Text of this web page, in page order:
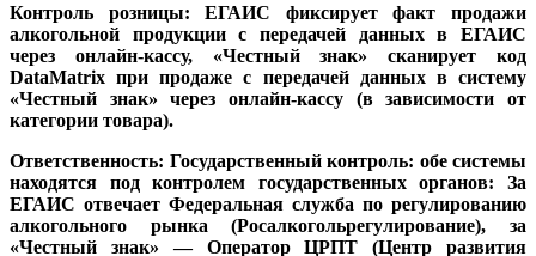
Контроль розницы: ЕГАИС фиксирует факт продажи
алкогольной продукции с передачей данных в ЕГАИС
через онлайн-кассу, «Честный знак» сканирует код
DataMatrix при продаже с передачей данных в систему
«Честный знак» через онлайн-кассу (в зависимости от
категории товара).
Ответственность: Государственный контроль: обе системы
находятся под контролем государственных органов: За
ЕГАИС отвечает Федеральная служба по регулированию
алкогольного рынка (Росалкогольрегулирование), за
«Честный знак» — Оператор ЦРПТ (Центр развития